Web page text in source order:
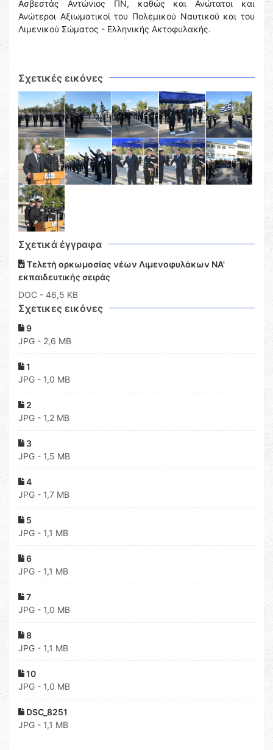
Ασβεστάς Αντώνιος ΠΝ, καθώς και Ανώτατοι και
Ανώτεροι Αξιωματικοί του Πολεμικού Ναυτικού και του
Λιμενικού Σώματος - Ελληνικής Ακτοφυλακής.
Σχετικές εικόνες
Σχετικά έγγραφα
Τελετή ορκωμοσίας νέων Λιμενοφυλάκων ΝΑ'
εκπαιδευτικής σειράς
DOC - 46,5 KB
Σχετικες εικόνες
9
JPG - 2,6 MB
1
JPG - 1,0 MB
2
JPG - 1,2 MB
3
JPG - 1,5 MB
4
JPG - 1,7 MB
5
JPG - 1,1 MB
6
JPG - 1,1 MB
7
JPG - 1,0 MB
8
JPG - 1,1 MB
10
JPG - 1,0 MB
DSC_8251
JPG - 1,1 MB